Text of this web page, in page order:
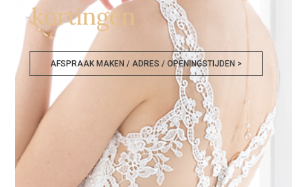
kortingen
AFSPRAAK MAKEN / ADRES / OPENINGSTIJDEN >